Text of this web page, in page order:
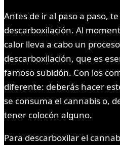
Antes de ir al paso a paso,
descarboxilación. Al
calor lleva a cabo un
descarboxilación, que es
famoso subidón. Con los
diferente: deberás hacer
se consuma el cannabis o,
tener colocón alguno.
Para descarboxilar el